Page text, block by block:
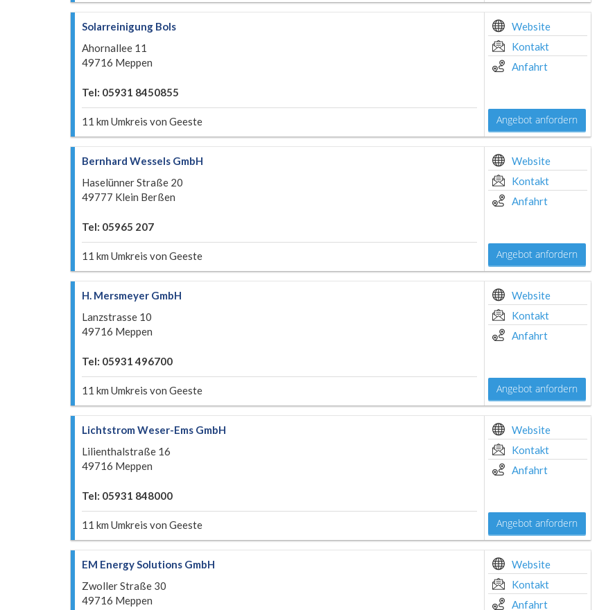
Solarreinigung Bols
Ahornallee 11
49716 Meppen
Tel: 05931 8450855
11 km Umkreis von Geeste
Website
Kontakt
Anfahrt
Angebot anfordern
Bernhard Wessels GmbH
Haselünner Straße 20
49777 Klein Berßen
Tel: 05965 207
11 km Umkreis von Geeste
Website
Kontakt
Anfahrt
Angebot anfordern
H. Mersmeyer GmbH
Lanzstrasse 10
49716 Meppen
Tel: 05931 496700
11 km Umkreis von Geeste
Website
Kontakt
Anfahrt
Angebot anfordern
Lichtstrom Weser-Ems GmbH
Lilienthalstraße 16
49716 Meppen
Tel: 05931 848000
11 km Umkreis von Geeste
Website
Kontakt
Anfahrt
Angebot anfordern
EM Energy Solutions GmbH
Zwoller Straße 30
49716 Meppen
Website
Kontakt
Anfahrt